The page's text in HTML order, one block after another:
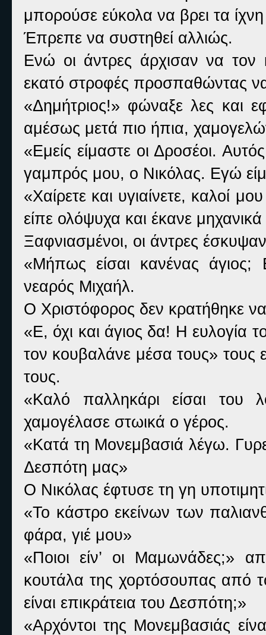
μπορούσε εύκολα να βρει τα
Έπρεπε να συστηθεί αλλιώς.
Ενώ οι άντρες άρχισαν να τον
εκατό στροφές προσπαθώντας
«Δημήτριος!» φώναξε λες και
αμέσως μετά πιο ήπια,
«Εμείς είμαστε οι Δροσέοι.
γαμπρός μου, ο Νικόλας. Εγώ
«Χαίρετε και υγιαίνετε, καλοί
είπε ολόψυχα και έκανε
Ξαφνιασμένοι, οι άντρες
«Μήπως είσαι κανένας άγιος;
νεαρός Μιχαήλ.
Ο Χριστόφορος δεν κρατήθηκε
«Ε, όχι και άγιος δα! Η ευλογία
τον κουβαλάνε μέσα τους» τους
τους.
«Καλό παλληκάρι είσαι
χαμογέλασε στωικά ο γέρος.
«Κατά τη Μονεμβασιά λέγω.
Δεσπότη μας»
Ο Νικόλας έφτυσε τη γη
«Το κάστρο εκείνων των
φάρα, γιέ μου»
«Ποιοι είν’ οι Μαμωνάδες;»
κουτάλα της χορτόσουπας από
είναι επικράτεια του Δεσπότη;»
«Αρχόντοι της Μονεμβασιάς